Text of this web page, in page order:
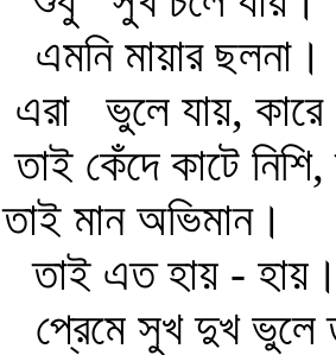
এমনি মায়ার ছলনা।
এরা
ভুলে যায়,
তাই কেঁদে কাটে
তাই মান অভিমান।
তাই এত হায় -
প্রেমে সুখ দুখ ভুলে